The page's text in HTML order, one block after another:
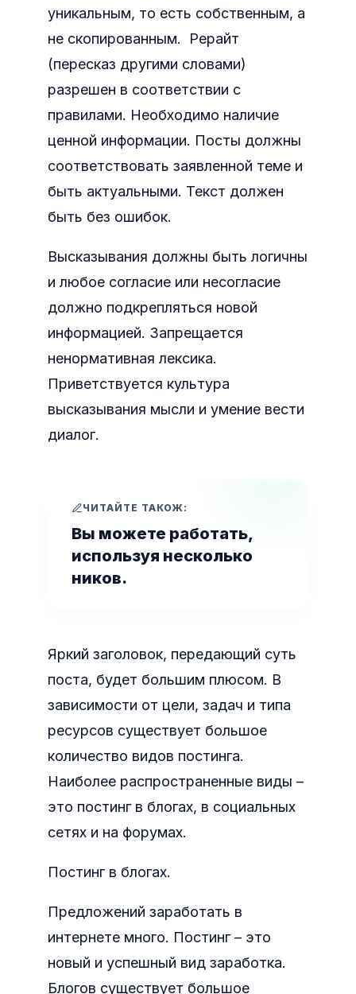
уникальным, то есть собственным, а
не скопированным. Рерайт
(пересказ другими словами)
разрешен в соответствии с
правилами. Необходимо наличие
ценной информации. Посты должны
соответствовать заявленной теме и
быть актуальными. Текст должен
быть без ошибок.
Высказывания должны быть логичны
и любое согласие или несогласие
должно подкрепляться новой
информацией. Запрещается
ненормативная лексика.
Приветствуется культура
высказывания мысли и умение вести
диалог.
ЧИТАЙТЕ ТАКОЖ:
Вы можете работать,
используя несколько
ников.
Яркий заголовок, передающий суть
поста, будет большим плюсом. В
зависимости от цели, задач и типа
ресурсов существует большое
количество видов постинга.
Наиболее распространенные виды –
это постинг в блогах, в социальных
сетях и на форумах.
Постинг в блогах.
Предложений заработать в
интернете много. Постинг – это
новый и успешный вид заработка.
Блогов существует большое